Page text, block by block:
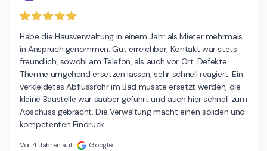
Habe die Hausverwaltung in einem Jahr als Mieter mehrmals
in Anspruch genommen. Gut erreichbar, Kontakt war stets
freundlich, sowohl am Telefon, als auch vor Ort. Defekte
Therme umgehend ersetzen lassen, sehr schnell reagiert. Ein
verkleidetes Abflussrohr im Bad musste ersetzt werden, die
kleine Baustelle war sauber geführt und auch hier schnell zum
Abschuss gebracht. Die Verwaltung macht einen soliden und
kompetenten Eindruck.
Vor 4 Jahren auf Google